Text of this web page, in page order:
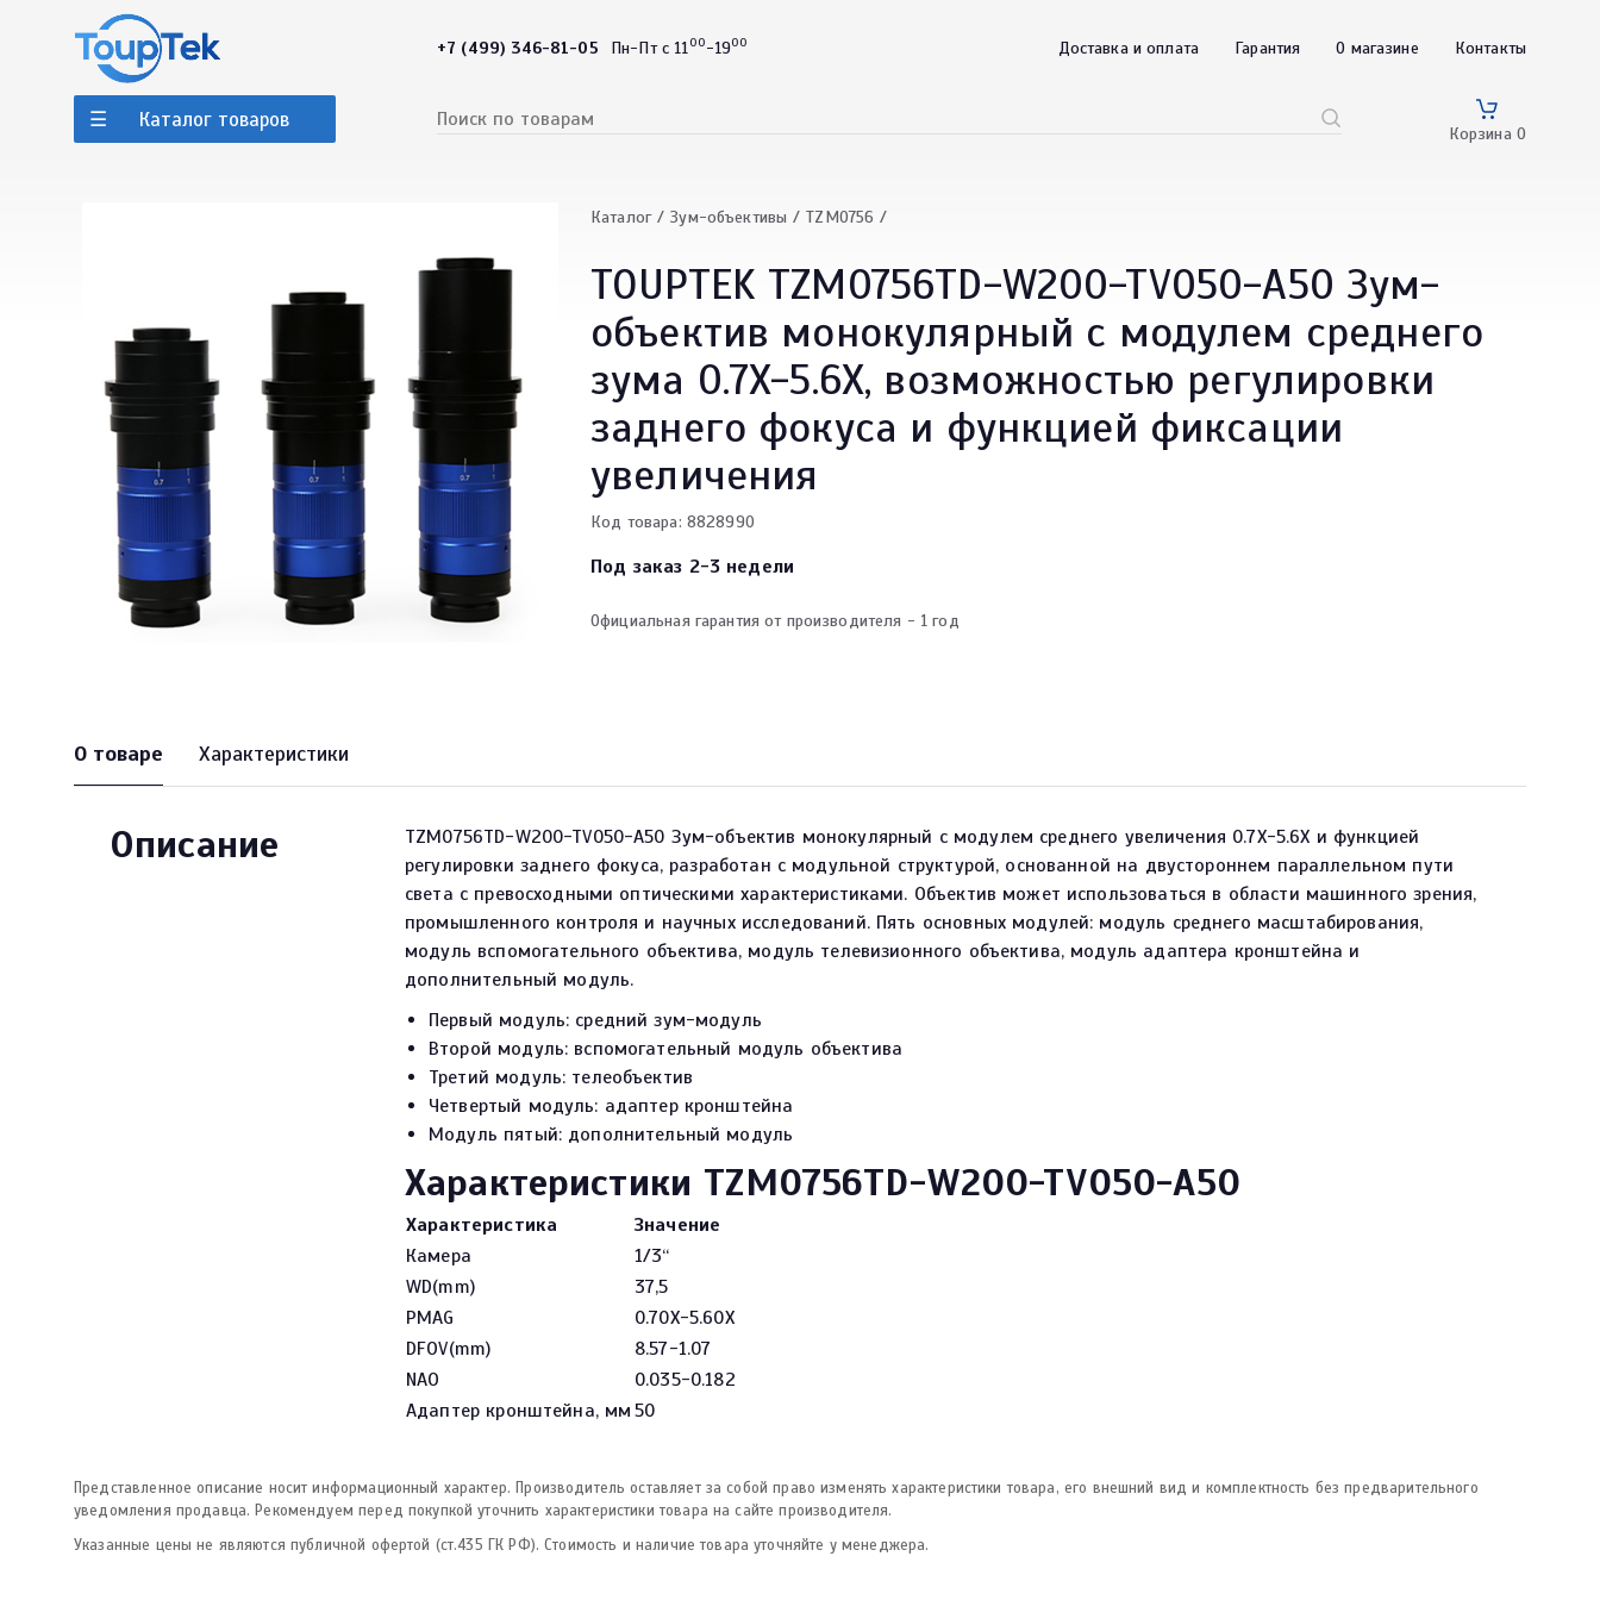
+7 (499) 346-81-05 Пн-Пт с 1100-1900 Доставка и оплата Гарантия О магазине Контакты
Каталог товаров
Корзина 0
Каталог Зум-объективы TZM0756
TOUPTEK TZM0756TD-W200-TV050-A50 Зум-
объектив монокулярный с модулем среднего
зума 0.7X-5.6X, возможностью регулировки
заднего фокуса и функцией фиксации
увеличения
Код товара: 8828990
Под заказ 2-3 недели
Официальная гарантия от производителя - 1 год
О товаре Характеристики
Описание
TZM0756TD-W200-TV050-A50 Зум-объектив монокулярный с модулем среднего увеличения 0.7X-5.6X и функцией
регулировки заднего фокуса, разработан с модульной структурой, основанной на двустороннем параллельном пути
света с превосходными оптическими характеристиками. Объектив может использоваться в области машинного зрения,
промышленного контроля и научных исследований. Пять основных модулей: модуль среднего масштабирования,
модуль вспомогательного объектива, модуль телевизионного объектива, модуль адаптера кронштейна и
дополнительный модуль.
Первый модуль: средний зум-модуль
Второй модуль: вспомогательный модуль объектива
Третий модуль: телеобъектив
Четвертый модуль: адаптер кронштейна
Модуль пятый: дополнительный модуль
Характеристики TZM0756TD-W200-TV050-A50
Характеристика
Значение
Камера
1/3“
WD(mm)
37,5
PMAG
0.70X-5.60X
DFOV(mm)
8.57-1.07
NAO
0.035-0.182
Адаптер кронштейна, мм 50
Представленное описание носит информационный характер. Производитель оставляет за собой право изменять характеристики товара, его внешний вид и комплектность без предварительного
уведомления продавца. Рекомендуем перед покупкой уточнить характеристики товара на сайте производителя.
Указанные цены не являются публичной офертой (ст.435 ГК РФ). Стоимость и наличие товара уточняйте у менеджера.